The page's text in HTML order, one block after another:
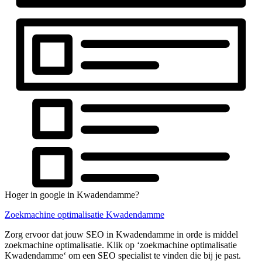
Hoger in google in Kwadendamme?
Zoekmachine optimalisatie Kwadendamme
Zorg ervoor dat jouw SEO in Kwadendamme in orde is middel
zoekmachine optimalisatie. Klik op ‘zoekmachine optimalisatie
Kwadendamme‘ om een SEO specialist te vinden die bij je past.